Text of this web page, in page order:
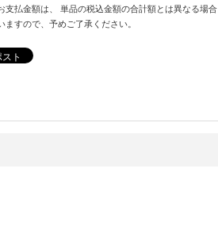
支払金額は、 単品の税込金額の合計額とは異なる場合
ますので、予めご了承ください。
ト